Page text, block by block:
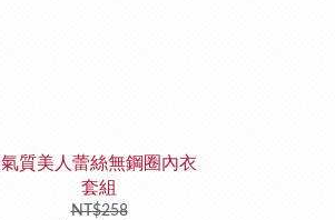
氣質美人蕾絲無鋼圈內衣
套組
NT$258